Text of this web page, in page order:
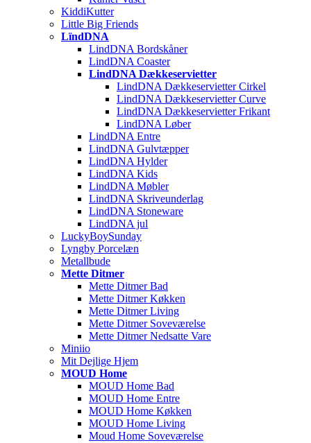
KiddiKutter
Little Big Friends
LïndDNA
LindDNA Bordskåner
LindDNA Coaster
LindDNA Dækkeservietter
LindDNA Dækkeservietter Cirkel
LindDNA Dækkeservietter Curve
LindDNA Dækkeservietter Frikant
LindDNA Løber
LindDNA Entre
LindDNA Gulvtæpper
LindDNA Hylder
LindDNA Kids
LindDNA Møbler
LindDNA Skriveunderlag
LindDNA Stoneware
LindDNA jul
LuckyBoySunday
Lyngby Porcelæn
Metallbude
Mette Ditmer
Mette Ditmer Bad
Mette Ditmer Køkken
Mette Ditmer Living
Mette Ditmer Soveværelse
Mette Ditmer Nedsatte Vare
Miniio
Mit Dejlige Hjem
MOUD Home
MOUD Home Bad
MOUD Home Entre
MOUD Home Køkken
MOUD Home Living
Moud Home Soveværelse